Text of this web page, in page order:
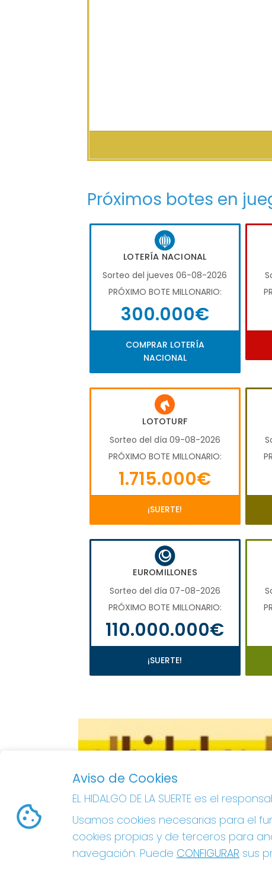
Próximos botes en
LOTERÍA NACIONAL
Sorteo del jueves 06-08-2026
PRÓXIMO BOTE MILLONARIO:
300.000€
COMPRAR LOTERÍA
NACIONAL
LOTOTURF
Sorteo del día 09-08-2026
PRÓXIMO BOTE MILLONARIO:
1.715.000€
¡SUERTE!
EUROMILLONES
Sorteo del día 07-08-2026
PRÓXIMO BOTE MILLONARIO:
110.000.000€
¡SUERTE!
Aviso de Cookies
EL HIDALGO DE LA SUERTE es el
Usamos cookies necesarias para el
cookies propias y de terceros para
navegación. Puede CONFIGURAR sus